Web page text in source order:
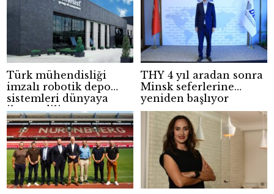
Türk mühendisliği
imzalı robotik depo
sistemleri dünyaya
ihraç ediliyor
THY 4 yıl aradan sonra
Minsk seferlerine
yeniden başlıyor